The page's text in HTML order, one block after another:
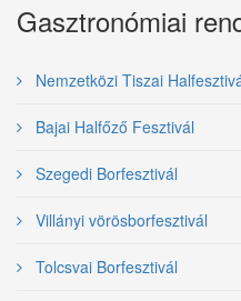
Gasztronómiai
Nemzetközi Tiszai
Bajai Halfőző Fesztivál
Szegedi Borfesztivál
Villányi vörösborfesztivál
Tolcsvai Borfesztivál